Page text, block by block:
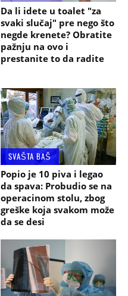
Da li idete u toalet "za
svaki slučaj" pre nego što
negde krenete? Obratite
pažnju na ovo i
prestanite to da radite
SVAŠTA BAŠ
Popio je 10 piva i legao
da spava: Probudio se na
operacinom stolu, zbog
greške koja svakom može
da se desi